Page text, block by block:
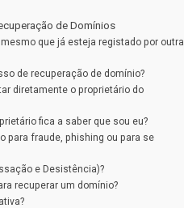
de Domínios
que já esteja registado por outra
de recuperação de domínio?
diretamente o proprietário do
fica a saber que sou eu?
para fraude, phishing ou para se
e Desistência)?
recuperar um domínio?